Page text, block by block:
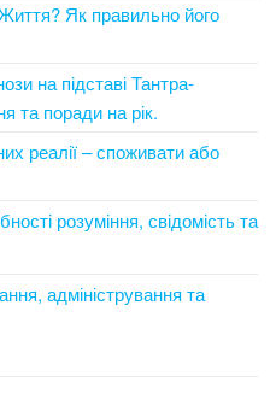
Як правильно його
на підставі Тантра-
та поради на рік.
реалії – споживати або
розуміння, свідомість та
адміністрування та